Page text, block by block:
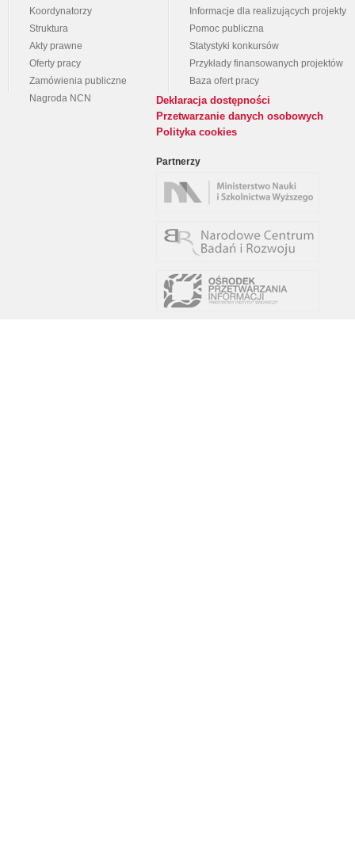
Koordynatorzy
Struktura
Akty prawne
Oferty pracy
Zamówienia publiczne
Nagroda NCN
Informacje dla realizujących projekty
Pomoc publiczna
Statystyki konkursów
Przykłady finansowanych projektów
Baza ofert pracy
Deklaracja dostępności
Przetwarzanie danych osobowych
Polityka cookies
Partnerzy